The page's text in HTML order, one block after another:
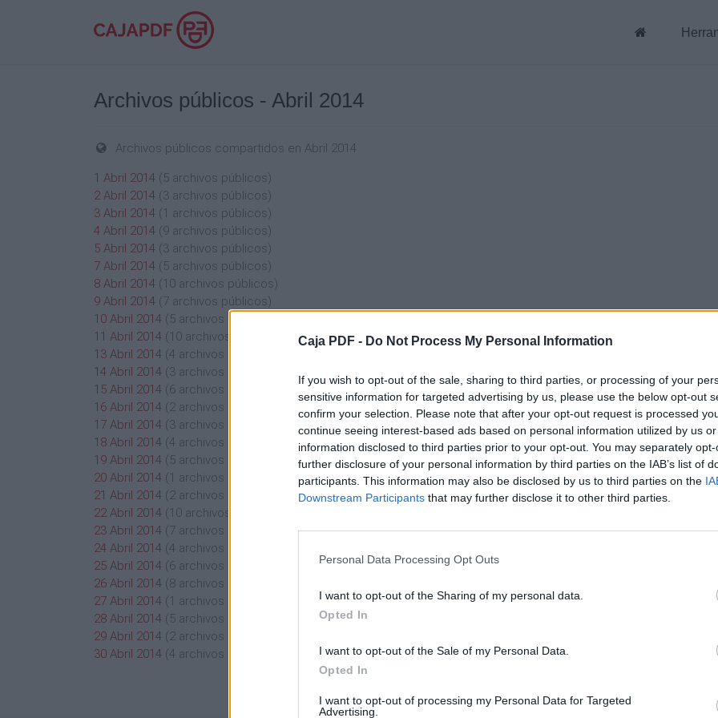
Caja PDF - Do Not Process My Personal Information
If you wish to opt-out of the sale, sharing to third parties, or processing of your
sensitive information for targeted advertising by us, please use the below opt-out
confirm your selection. Please note that after your opt-out request is processed
continue seeing interest-based ads based on personal information utilized by us
information disclosed to third parties prior to your opt-out. You may separately
further disclosure of your personal information by third parties on the IAB’s list of
participants. This information may also be disclosed by us to third parties on the
Downstream Participants that may further disclose it to other third parties.
Personal Data Processing Opt Outs
I want to opt-out of the Sharing of my personal data.
Opted In
I want to opt-out of the Sale of my Personal Data.
Opted In
I want to opt-out of processing my Personal Data for Targeted
Advertising.
Archivos públicos - Abril 2014
Archivos públicos compartidos en Abril 2014
1 Abril 2014 (5 archivos públicos)
2 Abril 2014 (3 archivos públicos)
3 Abril 2014 (1 archivos públicos)
4 Abril 2014 (9 archivos públicos)
5 Abril 2014 (3 archivos públicos)
7 Abril 2014 (5 archivos públicos)
8 Abril 2014 (10 archivos públicos)
9 Abril 2014 (7 archivos públicos)
10 Abril 2014 (5 archivos públicos)
11 Abril 2014 (10 archivos públicos)
13 Abril 2014 (4 archivos públicos)
14 Abril 2014 (3 archivos públicos)
15 Abril 2014 (6 archivos públicos)
16 Abril 2014 (2 archivos públicos)
17 Abril 2014 (3 archivos públicos)
18 Abril 2014 (4 archivos públicos)
19 Abril 2014 (5 archivos públicos)
20 Abril 2014 (1 archivos públicos)
21 Abril 2014 (2 archivos públicos)
22 Abril 2014 (10 archivos públicos)
23 Abril 2014 (7 archivos públicos)
24 Abril 2014 (4 archivos públicos)
25 Abril 2014 (6 archivos públicos)
26 Abril 2014 (8 archivos públicos)
27 Abril 2014 (1 archivos públicos)
28 Abril 2014 (5 archivos públicos)
29 Abril 2014 (2 archivos públicos)
30 Abril 2014 (4 archivos públicos)